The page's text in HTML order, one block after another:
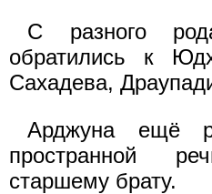
С разного
обратились к
Сахадева,
Арджуна ещё
пространной
старшему брату.